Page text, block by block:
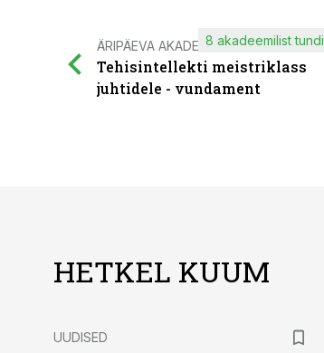
ÄRIPÄEVA AKADEEMIA
Tehisintellekti meistriklass
juhtidele - vundament
8 akadeemilist tundi
HETKEL KUUM
UUDISED